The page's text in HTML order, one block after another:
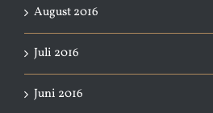
August 2016
Juli 2016
Juni 2016